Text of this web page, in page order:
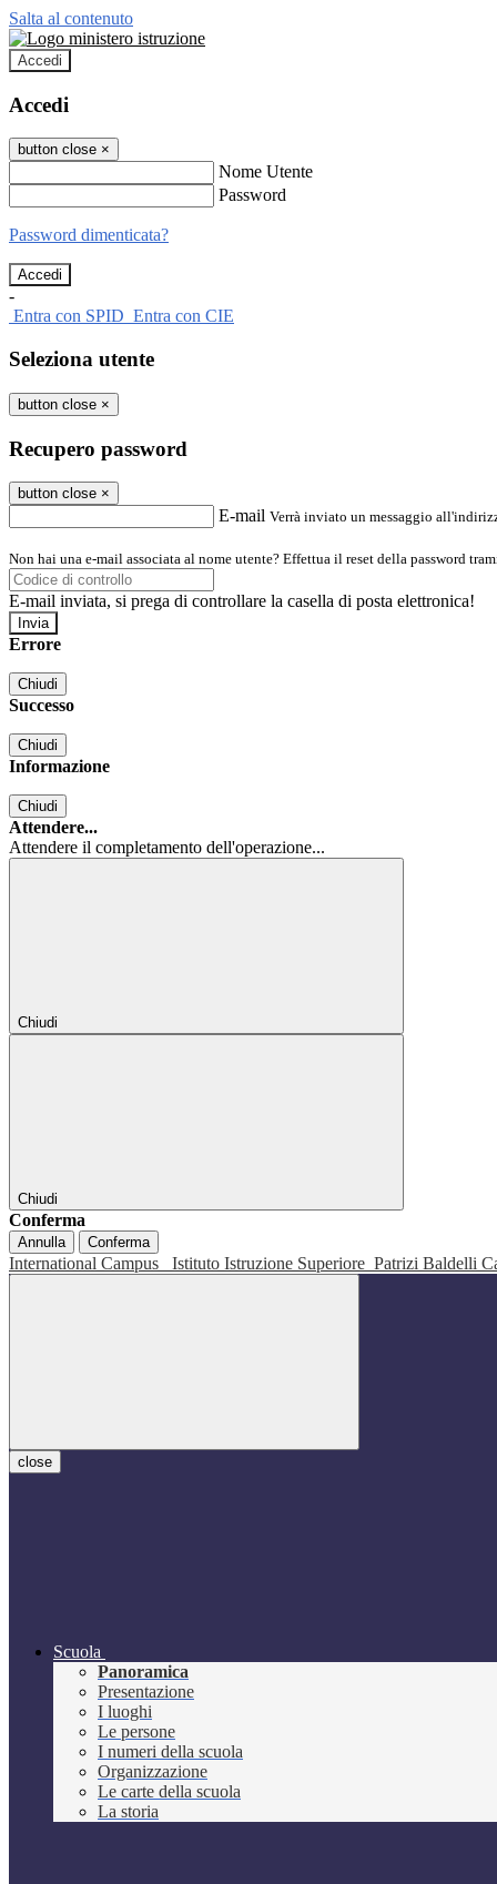
Salta al contenuto
Accedi
Accedi
button close ×
Nome Utente
Password
Password dimenticata?
-
Entra con SPID Entra con CIE
Seleziona utente
button close ×
Recupero password
button close ×
E-mail Verrà inviato un messaggio
Non hai una e-mail associata al nome utente? Effettua il reset della password
E-mail inviata, si prega di controllare la casella di posta elettronica!
Errore
Chiudi
Successo
Chiudi
Informazione
Chiudi
Attendere...
Attendere il completamento dell'operazione...
Chiudi
Chiudi
Conferma
Annulla Conferma
International Campus Istituto Istruzione Superiore Patrizi Baldelli
close
Scuola
Panoramica
Presentazione
I luoghi
Le persone
I numeri della scuola
Organizzazione
Le carte della scuola
La storia